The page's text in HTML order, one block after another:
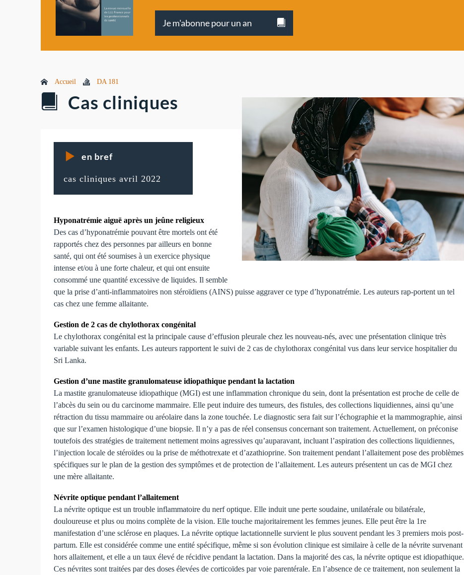
Je m'abonne pour un an
Accueil DA 181
Cas cliniques
en bref
cas cliniques avril 2022
Hyponatrémie aiguë après un jeûne religieux
Des cas d’hyponatrémie pouvant être mortels ont été
rapportés chez des personnes par ailleurs en bonne
santé, qui ont été soumises à un exercice physique
intense et/ou à une forte chaleur, et qui ont ensuite
consommé une quantité excessive de liquides. Il semble
que la prise d’anti-inflammatoires non stéroïdiens (AINS) puisse aggraver ce type d’hyponatrémie. Les auteurs rap-portent un tel
cas chez une femme allaitante.
Gestion de 2 cas de chylothorax congénital
Le chylothorax congénital est la principale cause d’effusion pleurale chez les nouveau-nés, avec une présentation clinique très
variable suivant les enfants. Les auteurs rapportent le suivi de 2 cas de chylothorax congénital vus dans leur service hospitalier du
Sri Lanka.
Gestion d’une mastite granulomateuse idiopathique pendant la lactation
La mastite granulomateuse idiopathique (MGI) est une inflammation chronique du sein, dont la présentation est proche de celle de
l’abcès du sein ou du carcinome mammaire. Elle peut induire des tumeurs, des fistules, des collections liquidiennes, ainsi qu’une
rétraction du tissu mammaire ou aréolaire dans la zone touchée. Le diagnostic sera fait sur l’échographie et la mammographie, ainsi
que sur l’examen histologique d’une biopsie. Il n’y a pas de réel consensus concernant son traitement. Actuellement, on préconise
toutefois des stratégies de traitement nettement moins agressives qu’auparavant, incluant l’aspiration des collections liquidiennes,
l’injection locale de stéroïdes ou la prise de méthotrexate et d’azathioprine. Son traitement pendant l’allaitement pose des problèmes
spécifiques sur le plan de la gestion des symptômes et de protection de l’allaitement. Les auteurs présentent un cas de MGI chez
une mère allaitante.
Névrite optique pendant l’allaitement
La névrite optique est un trouble inflammatoire du nerf optique. Elle induit une perte soudaine, unilatérale ou bilatérale,
douloureuse et plus ou moins complète de la vision. Elle touche majoritairement les femmes jeunes. Elle peut être la 1re
manifestation d’une sclérose en plaques. La névrite optique lactationnelle survient le plus souvent pendant les 3 premiers mois post-
partum. Elle est considérée comme une entité spécifique, même si son évolution clinique est similaire à celle de la névrite survenant
hors allaitement, et elle a un taux élevé de récidive pendant la lactation. Dans la majorité des cas, la névrite optique est idiopathique.
Ces névrites sont traitées par des doses élevées de corticoïdes par voie parentérale. En l’absence de ce traitement, non seulement la